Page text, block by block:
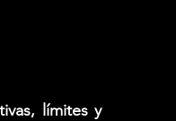
límites y